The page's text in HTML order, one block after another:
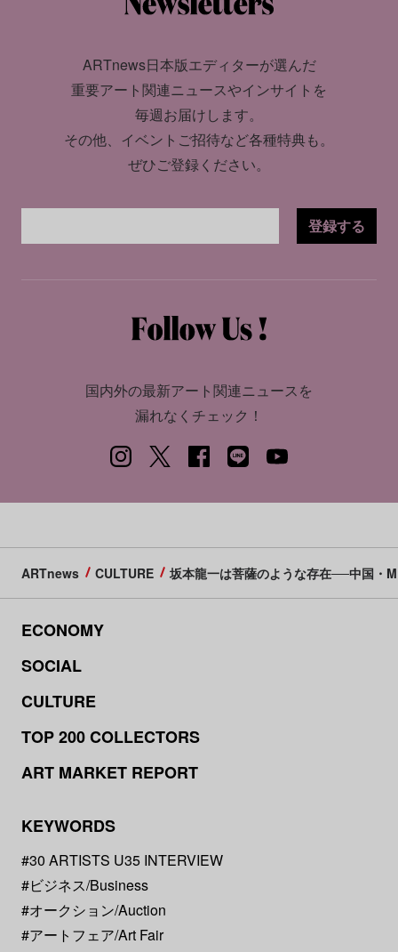
ARTnews日本版エディターが選んだ
重要アート関連ニュースやインサイトを
毎週お届けします。
その他、イベントご招待など各種特典も。
ぜひご登録ください。
登録する
国内外の最新アート関連ニュースを
漏れなくチェック！
ARTnews CULTURE 坂本龍一は菩薩のような存在──中国・
ECONOMY
SOCIAL
CULTURE
TOP 200 COLLECTORS
ART MARKET REPORT
KEYWORDS
#30 ARTISTS U35 INTERVIEW
#ビジネス/Business
#オークション/Auction
#アートフェア/Art Fair